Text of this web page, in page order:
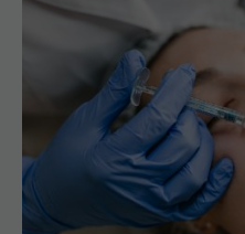
Procedurile estetice pot
controlat, arată un nou